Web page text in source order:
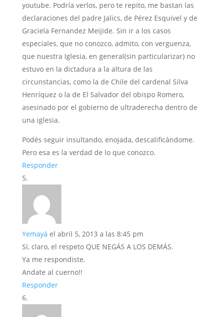
youtube. Podría verlos, pero te repito, me bastan las
declaraciones del padre Jalics, de Pérez Esquivel y de
Graciela Fernandez Meijide. Sin ir a los casos
especiales, que no conozco, admito, con verguenza,
que nuestra Iglesia, en general(sin particularizar) no
estuvo en la dictadura a la altura de las
circunstancias, como la de Chile del cardenal Silva
Henríquez o la de El Salvador del obispo Romero,
asesinado por el gobierno de ultraderecha dentro de
una iglesia.
Podés seguir insultando, enojada, descalificándome.
Pero esa es la verdad de lo que conozco.
Responder
Yemayá el abril 5, 2013 a las 8:45 pm
Sí, claro, el respeto QUE NEGÁS A LOS DEMÁS.
Ya me respondiste.
Andate al cuerno!!
Responder